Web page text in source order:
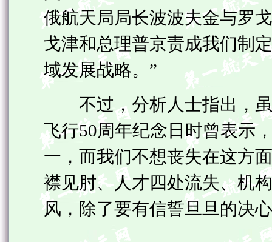
俄航天局局长波波夫金与罗
戈津和总理普京责成我们制
域发展战略。”
不过，分析人士指出，虽
飞行50周年纪念日时曾表示
一，而我们不想丧失在这方
襟见肘、人才四处流失、机
风，除了要有信誓旦旦的决